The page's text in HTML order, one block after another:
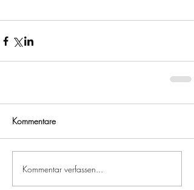
Kommentare
Kommentar verfassen...